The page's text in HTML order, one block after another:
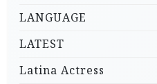
LANGUAGE
LATEST
Latina Actress